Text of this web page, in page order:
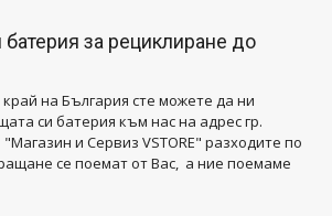
батерия за рециклиране до
на България сте можете да ни
си батерия към нас на адрес гр.
и Сервиз VSTORE" разходите по
се поемат от Вас, а ние поемаме